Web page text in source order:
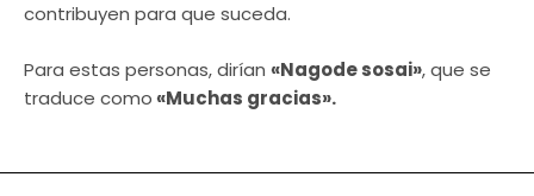
contribuyen para que suceda.
Para estas personas, dirían «Nagode sosai», que se
traduce como«Muchas gracias».